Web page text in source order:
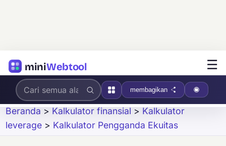
miniWebtool ☰
membagikan
Beranda > Kalkulator finansial > Kalkulator
leverage > Kalkulator Pengganda Ekuitas